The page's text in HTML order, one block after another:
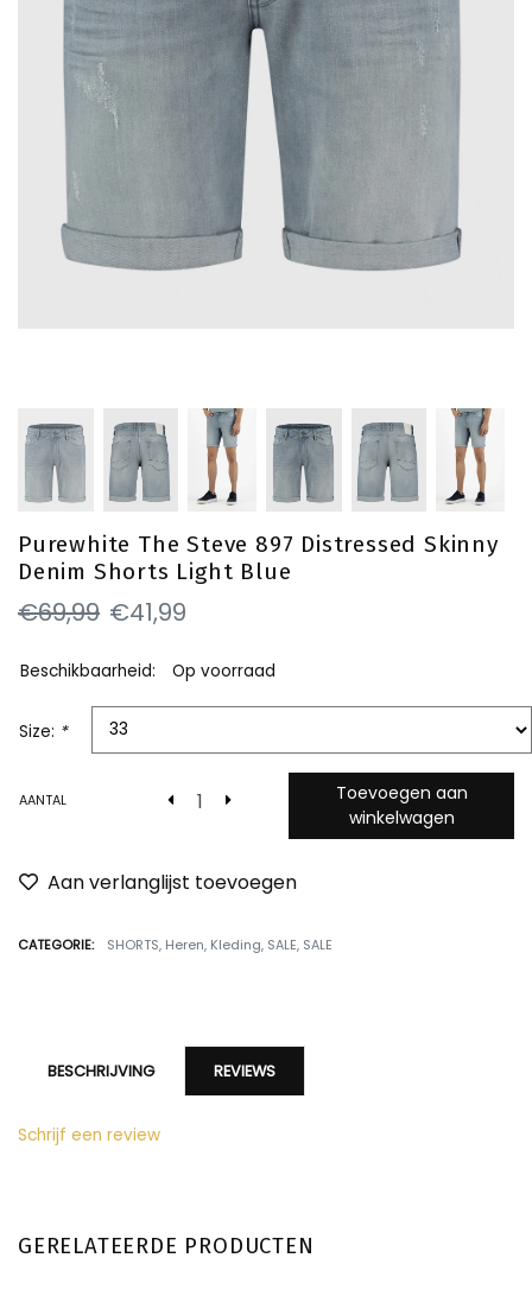
Purewhite The Steve 897 Distressed Skinny
Denim Shorts Light Blue
€69,99 €41,99
Beschikbaarheid: Op voorraad
Size: *
AANTAL
Toevoegen aan
winkelwagen
Aan verlanglijst toevoegen
CATEGORIE: SHORTS, Heren, Kleding, SALE, SALE
BESCHRIJVING REVIEWS
Schrijf een review
GERELATEERDE PRODUCTEN